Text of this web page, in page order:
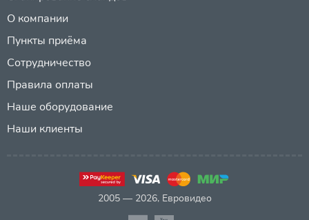
О компании
Пункты приёма
Сотрудничество
Правила оплаты
Наше оборудование
Наши клиенты
2005 — 2026, Евровидео